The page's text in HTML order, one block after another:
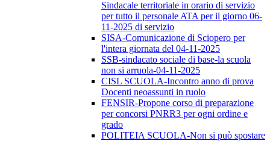
Sindacale territoriale in orario di servizio
per tutto il personale ATA per il giorno 06-
11-2025 di servizio
SISA-Comunicazione di Sciopero per
l'intera giornata del 04-11-2025
SSB-sindacato sociale di base-la scuola
non si arruola-04-11-2025
CISL SCUOLA-Incontro anno di prova
Docenti neoassunti in ruolo
FENSIR-Propone corso di preparazione
per concorsi PNRR3 per ogni ordine e
grado
POLITEIA SCUOLA-Non si può spostare